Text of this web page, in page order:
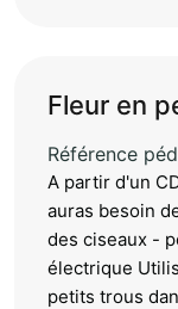
Fleur en
Référence
A partir d'un
auras besoin
des ciseaux -
électrique
petits trous